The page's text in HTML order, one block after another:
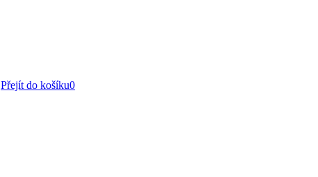
Přejít do košíku0